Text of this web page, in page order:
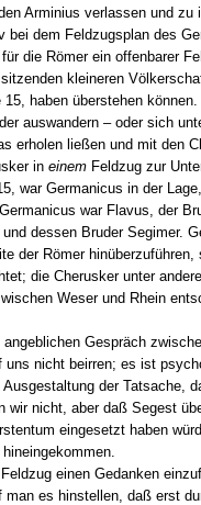
Arminius verlassen und
dem Feldzugsplan des
die Römer ein offenbarer
kleineren
haben überstehen
auswandern – oder sich
erholen ließen und mit den
in einemFeldzug zur
war Germanicus in der
war Flavus, der
dessen Bruder Segimer.
der Römer
die Cherusker unter
Weser und Rhein
Gespräch
nicht beirren; es ist
der Tatsache,
nicht, aber daß Segest
eingesetzt haben
einen Gedanken
es hinstellen, daß erst